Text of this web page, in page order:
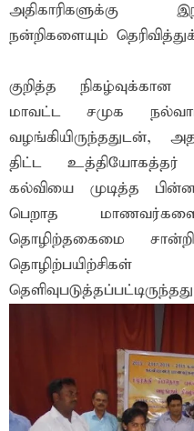
அதிகாரிகளுக்கு
நன்றிகளையும்
குறித்த
மாவட்ட சமுக
வழங்கியிருந்ததுடன்,
திட்ட உத்தியோகத்தர்
கல்வியை முடித்த
பெறாத
தொழிற்தகைமை